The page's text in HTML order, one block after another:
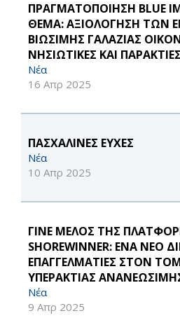
ΠΡΑΓΜΑΤΟΠΟΙΗΣΗ BLUE
ΘΕΜΑ: ΑΞΙΟΛΟΓΗΣΗ ΤΩΝ
ΒΙΩΣΙΜΗΣ ΓΑΛΑΖΙΑΣ
ΝΗΣΙΩΤΙΚΕΣ ΚΑΙ
Νέα
16 Απρ 2025
ΠΑΣΧΑΛΙΝΕΣ ΕΥΧΕΣ
Νέα
10 Απρ 2025
ΓΙΝΕ ΜΕΛΟΣ ΤΗΣ
SHOREWINNER: ΕΝΑ ΝΕΟ
ΕΠΑΓΓΕΛΜΑΤΙΕΣ ΣΤΟΝ
ΥΠΕΡΑΚΤΙΑΣ
Νέα
9 Απρ 2025